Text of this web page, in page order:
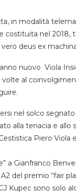
in modalità
costituita nel
deus ex
nuovo Viola
al
nel solco
alla tenacia e
Piero
a Gianfranco
del premio “fair
Kupec sono solo